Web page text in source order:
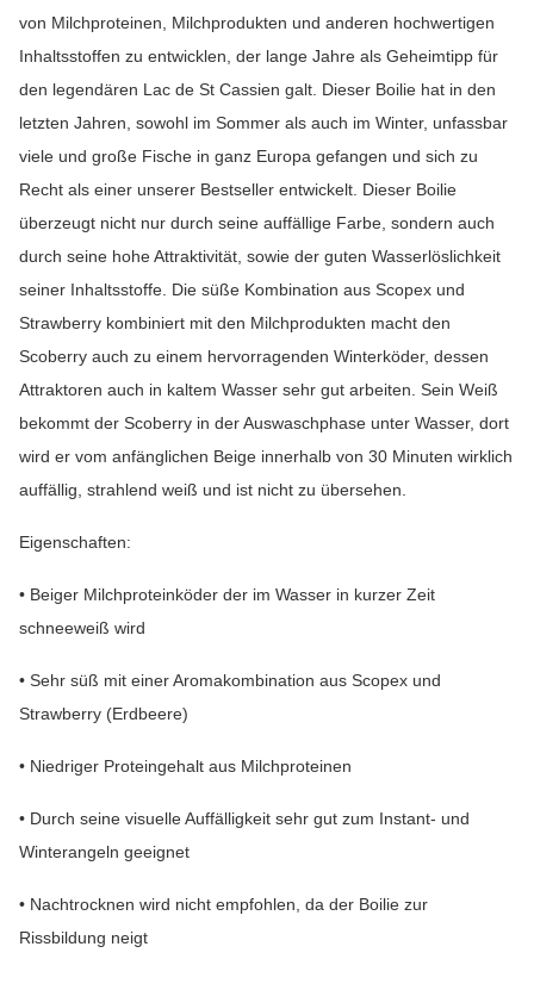
von Milchproteinen, Milchprodukten und anderen hochwertigen
Inhaltsstoffen zu entwicklen, der lange Jahre als Geheimtipp für
den legendären Lac de St Cassien galt. Dieser Boilie hat in den
letzten Jahren, sowohl im Sommer als auch im Winter, unfassbar
viele und große Fische in ganz Europa gefangen und sich zu
Recht als einer unserer Bestseller entwickelt. Dieser Boilie
überzeugt nicht nur durch seine auffällige Farbe, sondern auch
durch seine hohe Attraktivität, sowie der guten Wasserlöslichkeit
seiner Inhaltsstoffe. Die süße Kombination aus Scopex und
Strawberry kombiniert mit den Milchprodukten macht den
Scoberry auch zu einem hervorragenden Winterköder, dessen
Attraktoren auch in kaltem Wasser sehr gut arbeiten. Sein Weiß
bekommt der Scoberry in der Auswaschphase unter Wasser, dort
wird er vom anfänglichen Beige innerhalb von 30 Minuten wirklich
auffällig, strahlend weiß und ist nicht zu übersehen.
Eigenschaften:
• Beiger Milchproteinköder der im Wasser in kurzer Zeit
schneeweiß wird
• Sehr süß mit einer Aromakombination aus Scopex und
Strawberry (Erdbeere)
• Niedriger Proteingehalt aus Milchproteinen
• Durch seine visuelle Auffälligkeit sehr gut zum Instant- und
Winterangeln geeignet
• Nachtrocknen wird nicht empfohlen, da der Boilie zur
Rissbildung neigt